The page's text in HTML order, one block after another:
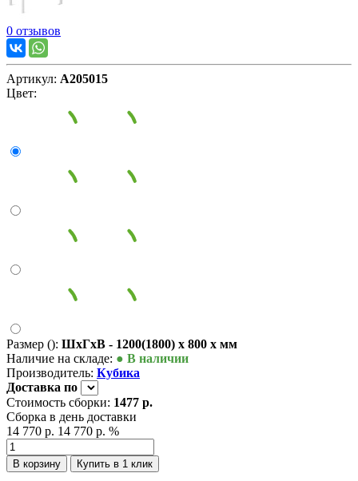
0 отзывов
Артикул: А205015
Цвет:
Размер (): ШxГxВ - 1200(1800) x 800 x мм
Наличие на складе: ● В наличии
Производитель: Кубика
Доставка по
Стоимость сборки: 1477 р.
Сборка в день доставки
14 770 р. 14 770 р. %
В корзину Купить в 1 клик